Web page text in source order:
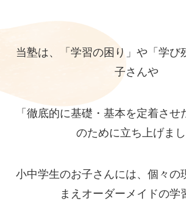
当塾は、「学習の困り」や「学び
子さんや
「徹底的に基礎・基本を定着させ
のために立ち上げま
小中学生のお子さんには、個々の
まえオーダーメイドの学